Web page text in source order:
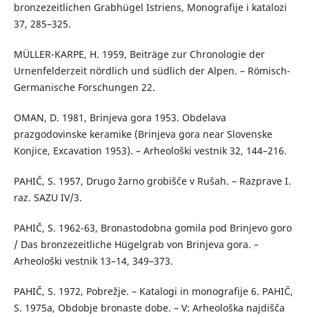
bronzezeitlichen Grabhügel Istriens, Monografije i katalozi
37, 285–325.
MÜLLER-KARPE, H. 1959, Beiträge zur Chronologie der
Urnenfelderzeit nördlich und südlich der Alpen. – Römisch-
Germanische Forschungen 22.
OMAN, D. 1981, Brinjeva gora 1953. Obdelava
prazgodovinske keramike (Brinjeva gora near Slovenske
Konjice, Excavation 1953). – Arheološki vestnik 32, 144–216.
PAHIČ, S. 1957, Drugo žarno grobišče v Rušah. – Razprave I.
raz. SAZU IV/3.
PAHIČ, S. 1962-63, Bronastodobna gomila pod Brinjevo goro
/ Das bronzezeitliche Hügelgrab von Brinjeva gora. –
Arheološki vestnik 13–14, 349–373.
PAHIČ, S. 1972, Pobrežje. – Katalogi in monografije 6. PAHIČ,
S. 1975a, Obdobje bronaste dobe. – V: Arheološka najdišča